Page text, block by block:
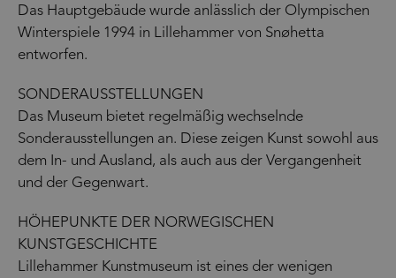
Das Hauptgebäude wurde anlässlich der Olympischen
Winterspiele 1994 in Lillehammer von Snøhetta
entworfen.
SONDERAUSSTELLUNGEN
Das Museum bietet regelmäßig wechselnde
Sonderausstellungen an. Diese zeigen Kunst sowohl aus
dem In- und Ausland, als auch aus der Vergangenheit
und der Gegenwart.
HÖHEPUNKTE DER NORWEGISCHEN
KUNSTGESCHICHTE
Lillehammer Kunstmuseum ist eines der wenigen